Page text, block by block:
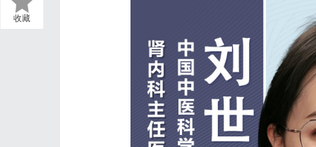
收藏